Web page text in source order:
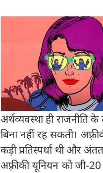
अर्थव्यवस्था ही राजनीति
बिना नहीं रह सकती।
कड़ी प्रतिस्पर्धा थी और
अफ़्रीकी यूनियन को जी-